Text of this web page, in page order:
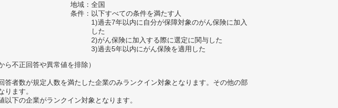
地域：全国
条件：以下すべての条件を満たす人
1)過去7年以内に自分が保障対象のがん保険に加入
した
2)がん保険に加入する際に選定に関与した
3)過去5年以内にがん保険を適用した
不正回答や異常値を排除）
者数が規定人数を満たした企業のみランクイン対象となります。その他の部
ます。
下の企業がランクイン対象となります。